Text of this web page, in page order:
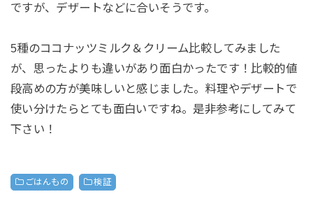
ですが、デザートなどに合いそうです。
5種のココナッツミルク＆クリーム比較してみました
が、思ったよりも違いがあり面白かったです！比較的値
段高めの方が美味しいと感じました。料理やデザートで
使い分けたらとても面白いですね。是非参考にしてみて
下さい！
ごはんもの 検証